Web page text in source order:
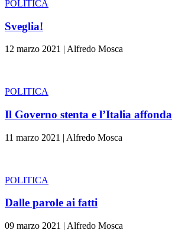
POLITICA
Sveglia!
12 marzo 2021 | Alfredo Mosca
POLITICA
Il Governo stenta e l’Italia affonda
11 marzo 2021 | Alfredo Mosca
POLITICA
Dalle parole ai fatti
09 marzo 2021 | Alfredo Mosca